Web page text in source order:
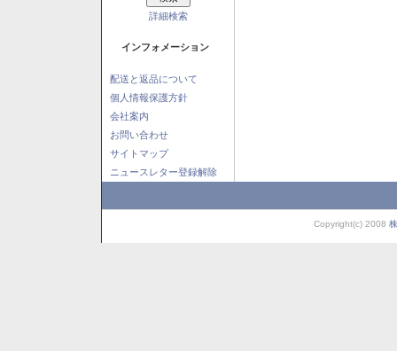
詳細検索
インフォメーション
配送と返品について
個人情報保護方針
会社案内
お問い合わせ
サイトマップ
ニュースレター登録解除
Copyright(c) 2008